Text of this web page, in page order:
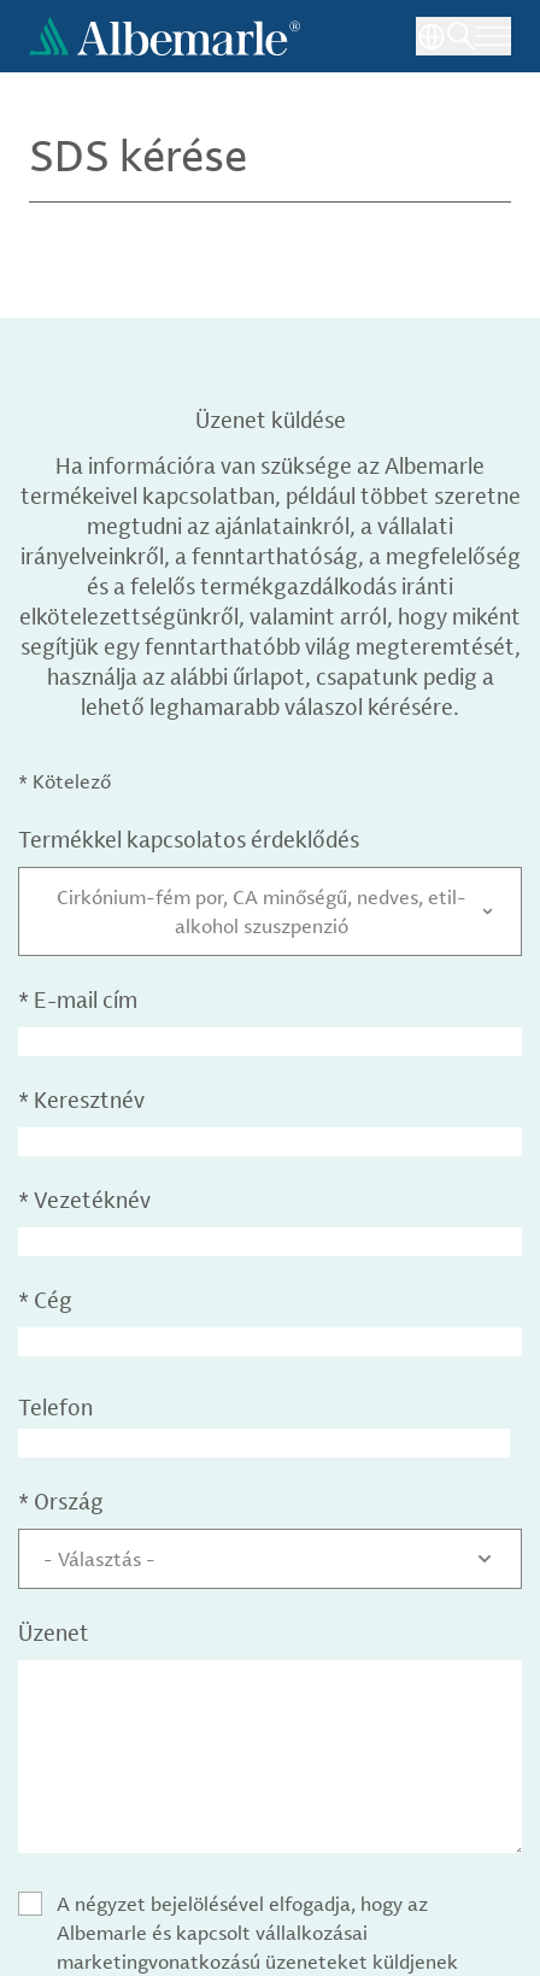
Ugrás
tartalomra
SDS kérése
Üzenet küldése
Ha információra van szüksége az Albemarle
termékeivel kapcsolatban, például többet szeretne
megtudni az ajánlatainkról, a vállalati
irányelveinkről, a fenntarthatóság, a megfelelőség
és a felelős termékgazdálkodás iránti
elkötelezettségünkről, valamint arról, hogy miként
segítjük egy fenntarthatóbb világ megteremtését,
használja az alábbi űrlapot, csapatunk pedig a
lehető leghamarabb válaszol kérésére.
* Kötelező
Termékkel kapcsolatos érdeklődés
Cirkónium-fém por, CA minőségű, nedves, etil-
alkohol szuszpenzió
* E-mail cím
* Keresztnév
* Vezetéknév
* Cég
Telefon
* Ország
- Választás -
Üzenet
A négyzet bejelölésével elfogadja, hogy az
Albemarle és kapcsolt vállalkozásai
marketingvonatkozású üzeneteket küldjenek